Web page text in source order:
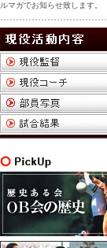
ルマガでお知らせ致します。